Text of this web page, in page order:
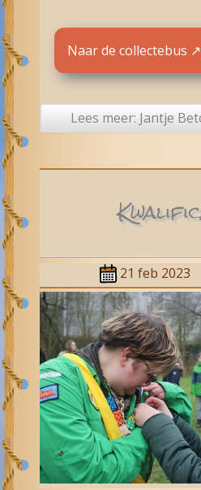
Naar de collectebus ↗
Lees meer: Jantje
21 feb 2023